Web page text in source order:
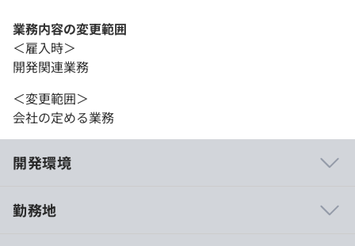
業務内容の変更範囲
＜雇入時＞
開発関連業務
＜変更範囲＞
会社の定める業務
開発環境
勤務地